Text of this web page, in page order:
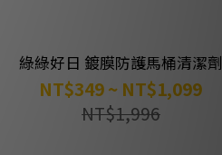
綠綠好日 鍍膜防護馬桶清潔劑
NT$349 ~ NT$1,099
NT$1,996